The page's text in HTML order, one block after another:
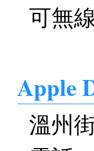
可無
Apple
溫州